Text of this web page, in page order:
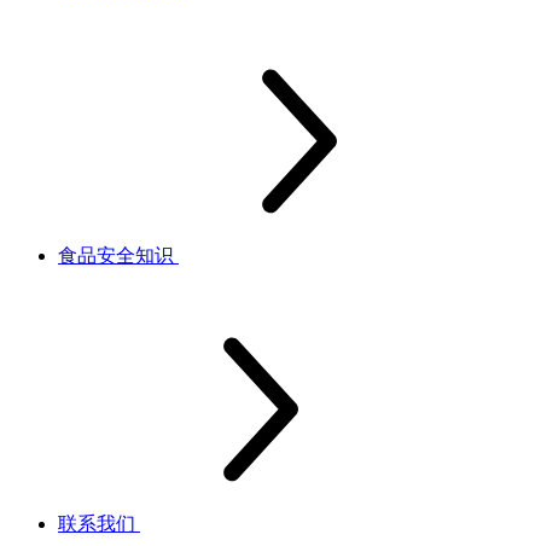
食品安全知识
联系我们